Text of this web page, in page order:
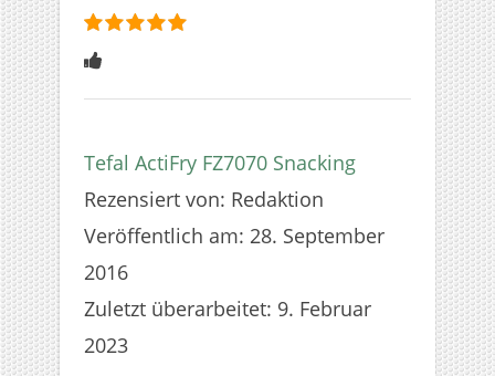
bewertet
5
Sterne
Tefal ActiFry FZ7070 Snacking
Rezensiert von: Redaktion
Veröffentlich am: 28. September
2016
Zuletzt überarbeitet: 9. Februar
2023